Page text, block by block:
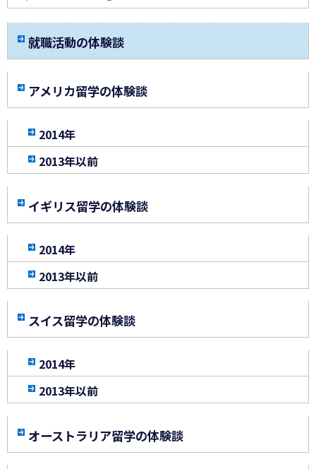
就職活動の体験談
アメリカ留学の体験談
2014年
2013年以前
イギリス留学の体験談
2014年
2013年以前
スイス留学の体験談
2014年
2013年以前
オーストラリア留学の体験談